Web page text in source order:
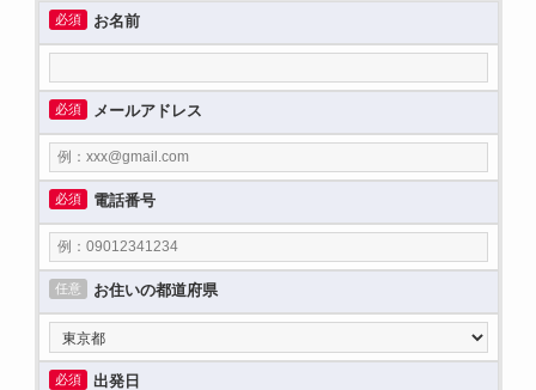
必須 お名前
必須 メールアドレス
必須 電話番号
任意 お住いの都道府県
必須 出発日